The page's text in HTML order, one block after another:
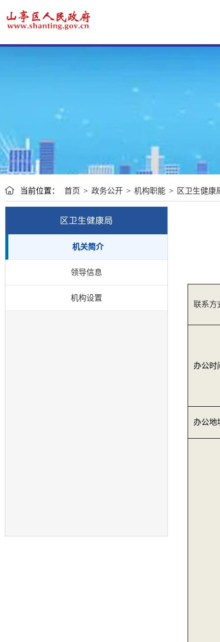
当前位置： 首页 > 政务公开 > 机构职能 > 区卫生健康
区卫生健康局
机关简介
领导信息
机构设置
联系方
办公时
办公地